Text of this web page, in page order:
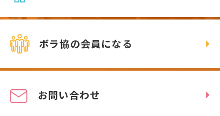
ボラ協の会員になる
お問い合わせ